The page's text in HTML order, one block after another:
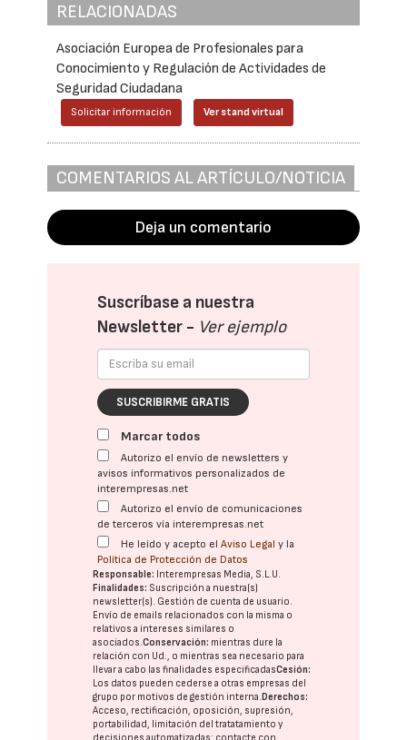
RELACIONADAS
Asociación Europea de Profesionales para
Conocimiento y Regulación de Actividades de
Seguridad Ciudadana
Solicitar información Ver stand virtual
COMENTARIOS AL ARTÍCULO/NOTICIA
Deja un comentario
Suscríbase a nuestra
Newsletter - Ver ejemplo
SUSCRIBIRME GRATIS
Marcar todos
Autorizo el envío de newsletters y
avisos informativos personalizados de
interempresas.net
Autorizo el envío de comunicaciones
de terceros vía interempresas.net
He leído y acepto elAviso Legal y la
Política de Protección de Datos
Responsable: Interempresas Media, S.L.U.
Finalidades: Suscripción a nuestra(s)
newsletter(s). Gestión de cuenta de usuario.
Envío de emails relacionados con la misma o
relativos a intereses similares o
asociados.Conservación: mientras dure la
relación con Ud., o mientras sea necesario para
llevar a cabo las finalidades especificadasCesión:
Los datos pueden cederse a otras empresas del
grupo por motivos de gestión interna.Derechos:
Acceso, rectificación, oposición, supresión,
portabilidad, limitación del tratatamiento y
decisiones automatizadas: contacte con